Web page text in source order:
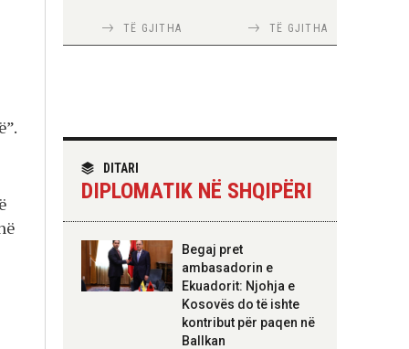
Besim, empati,
shërbim, angazhim
muaj
Ministria e Financave
nis përgatitjet për
Eurobondin e ri
TË GJITHA
fetar dhe angazhimit
publik
Italia Strategjike —
“Shqipëria në BE,
projekt më i madh se
amaneti i
Skënderbeut dhe
Ismail Qemalit”
TË GJITHA
DITARI
DIPLOMATIK NË SHQIPËRI
Begaj pret
ambasadorin e
Ekuadorit: Njohja e
Kosovës do të ishte
kontribut për paqen në
Ballkan